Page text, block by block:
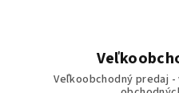
Veľkoobchodný predaj -